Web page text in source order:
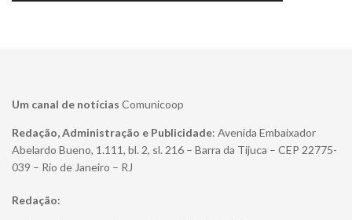
Um canal de notícias Comunicoop
Redação, Administração e Publicidade: Avenida Embaixador
Abelardo Bueno, 1.111, bl. 2, sl. 216 – Barra da Tijuca – CEP 22775-
039 – Rio de Janeiro – RJ
Redação: